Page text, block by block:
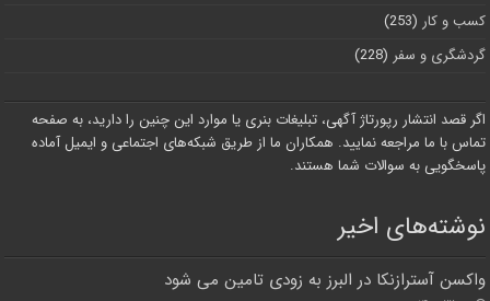
کسب و کار (253)
گردشگری و سفر (228)
اگر قصد انتشار رپورتاژ آگهی، تبلیغات بنری یا موارد این چنین را دارید، به صفحه
تماس با ما مراجعه نمایید. همکاران ما از طریق شبکه‌های اجتماعی و ایمیل آماده
پاسخگویی به سوالات شما هستند.
نوشته‌های اخیر
واکسن آسترازنکا در البرز به زودی تامین می شود